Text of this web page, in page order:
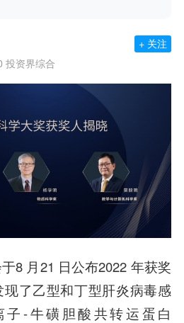
投资界综合
+ 关注
8 月21 日公布2022 年获奖
了乙型和丁型肝炎病毒感
-牛磺胆酸共转运蛋白